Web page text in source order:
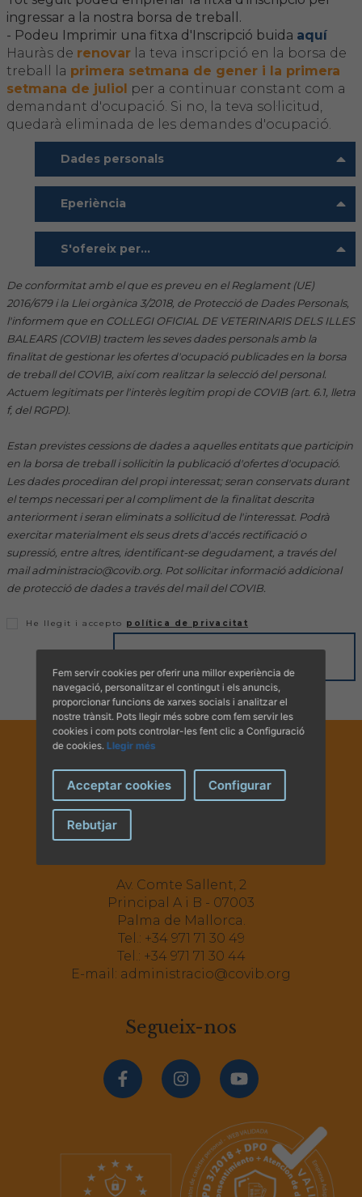
FORMACIÓ
Formació COVIB
Formacions d'altres entitats
Certificats de formacions COVIB
ACTUALITAT
Notícies
Revista Col·legial
Notes de premsa
Hemeroteca
IDENTIFICACIÓ ANIMAL
INFORMACIÓ A LA CIUTADANIA
Centres veterinaris
Col·legiats
Consells per a les teves mascotes
CONTACTE
ingressar a la nostra borsa de treball.
- Podeu Imprimir una fitxa d'Inscripció buida aquí
Hauràs de renovar la teva inscripció en la borsa de
treball la primera setmana de gener i la primera
setmana de juliol per a continuar constant com a
demandant d'ocupació. Si no, la teva sol·licitud,
quedarà eliminada de les demandes d'ocupació.
Dades personals
Eperiència
S'ofereix per...
De conformitat amb el que es preveu en el Reglament (UE)
2016/679 i la Llei orgànica 3/2018, de Protecció de Dades Personals,
l'informem que en COL·LEGI OFICIAL DE VETERINARIS DELS ILLES
BALEARS (COVIB) tractem les seves dades personals amb la
finalitat de gestionar les ofertes d'ocupació publicades en la borsa
de treball del COVIB, així com realitzar la selecció del personal.
Actuem legitimats per l'interès legítim propi de COVIB (art. 6.1, lletra
f, del RGPD).
Estan previstes cessions de dades a aquelles entitats que participin
en la borsa de treball i sol·licitin la publicació d'ofertes d'ocupació.
Les dades procediran del propi interessat; seran conservats durant
el temps necessari per al compliment de la finalitat descrita
anteriorment i seran eliminats a sol·licitud de l'interessat. Podrà
exercitar materialment els seus drets d'accés rectificació o
supressió, entre altres, identificant-se degudament, a través del
mail administracio@covib.org. Pot sol·licitar informació addicional
de protecció de dades a través del mail del COVIB.
He llegit i accepto política de privacitat
Av. Comte Sallent, 2
Principal A i B - 07003
Palma de Mallorca.
Tel.: +34 971 71 30 49
Tel.: +34 971 71 30 44
E-mail: administracio@covib.org
Segueix-nos
Fem servir cookies per oferir una millor experiència de
navegació, personalitzar el contingut i els anuncis,
proporcionar funcions de xarxes socials i analitzar el
nostre trànsit. Pots llegir més sobre com fem servir les
cookies i com pots controlar-les fent clic a Configuració
de cookies. Llegir més
Acceptar cookies Configurar
Rebutjar